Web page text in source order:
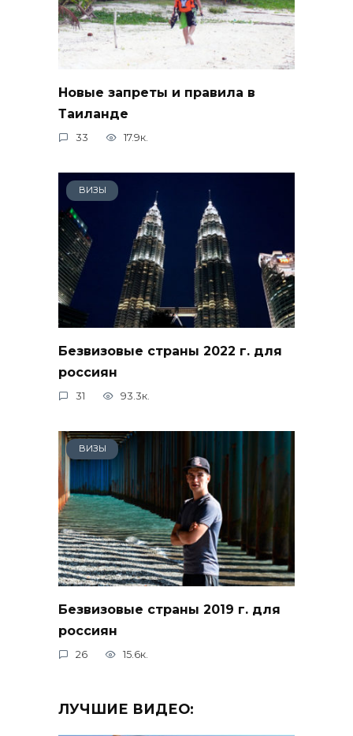
Новые запреты и правила в
Таиланде
33 17.9к.
ВИЗЫ
Безвизовые страны 2022 г. для
россиян
31 93.3к.
ВИЗЫ
Безвизовые страны 2019 г. для
россиян
26 15.6к.
ЛУЧШИЕ ВИДЕО: